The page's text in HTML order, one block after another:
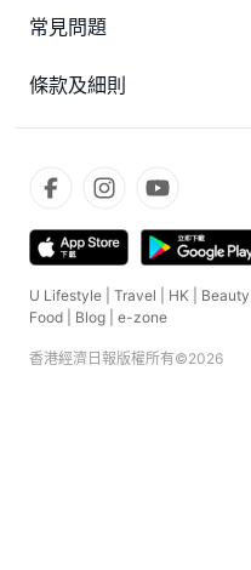
常見問題
條款及細則
U Lifestyle Travel HK Beauty
Food
Blog e-zone
香港經濟日報版權所有©2026